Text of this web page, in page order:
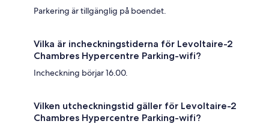
Parkering är tillgänglig på boendet.
Vilka är incheckningstiderna för Levoltaire-2
Chambres Hypercentre Parking-wifi?
Incheckning börjar 16.00.
Vilken utcheckningstid gäller för Levoltaire-2
Chambres Hypercentre Parking-wifi?